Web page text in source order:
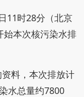
11时28分（北京
始本次核污染水排
料，本次排放计
水总量约7800